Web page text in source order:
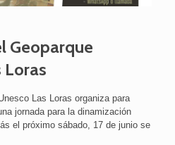
Geoparque
Loras
Las Loras organiza para
jornada para la dinamización
el próximo sábado, 17 de junio se